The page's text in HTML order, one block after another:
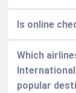
Is online
Which
popular